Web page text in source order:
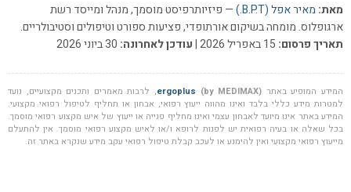
מאת: מאיר אפל (B.P.T.)
— פיזיותרפיסט מוסמך, מנהל ומייסד רשת
ארגופלוס. מומחה בשיקום אורתופדי, פציעות ספורט וטיפולים וסטיבולריים.
תאריך פרסום:
עודכן לאחרונה:
המידע המופיע באתר ergoplus (by MEDIMAX)
, לרבות מאמרים ותכנים מקצועיים, נועד
למטרות מידע כללי בלבד ואינו מהווה ייעוץ רפואי, אבחון או תחליף לטיפול רפואי מקצועי.
המידע באתר אינו מיועד לאבחון עצמי ואינו מחליף פנייה או ייעוץ של איש מקצוע רפואי מוסמך.
בכל שאלה או בעיה רפואית יש לפנות לרופא ו/או לאיש מקצוע רפואי מוסמך. אין להתעלם
מייעוץ רפואי מקצועי ואין להימנע או לעכב קבלת טיפול רפואי עקב מידע שנקרא באתר זה.